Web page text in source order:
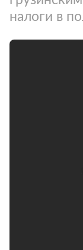
налоги в